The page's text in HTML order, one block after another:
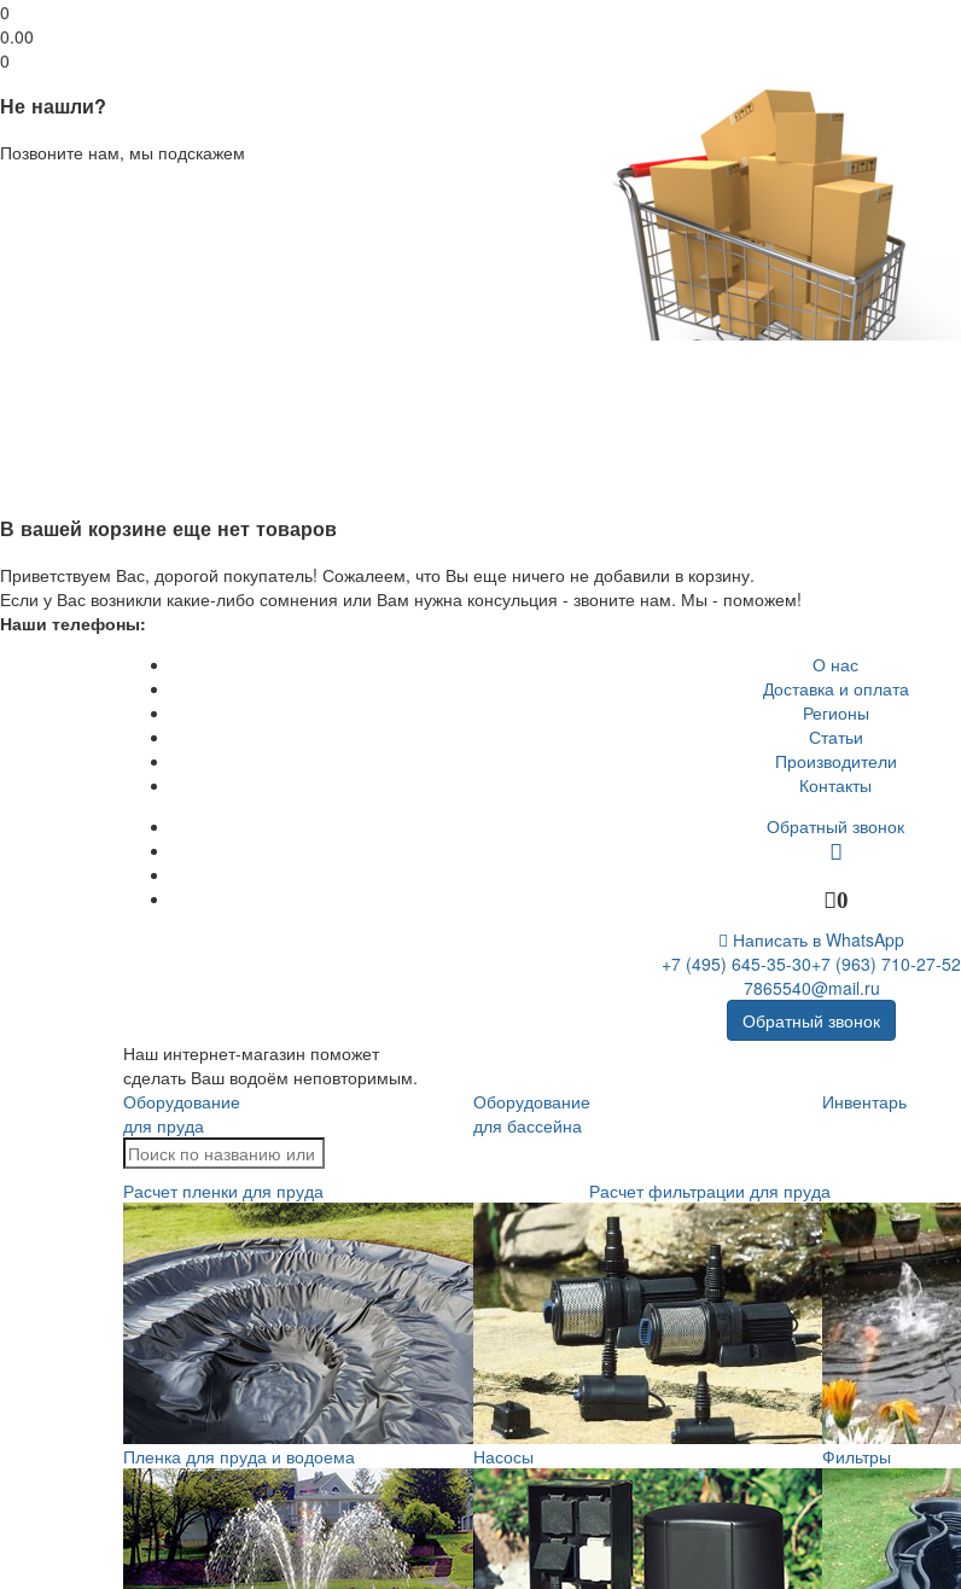
0
0.00
0
Не нашли?
Позвоните нам, мы подскажем
В вашей корзине еще нет товаров
Приветствуем Вас, дорогой покупатель! Сожалеем, что Вы еще ничего не добавили в корзину.
Если у Вас возникли какие-либо сомнения или Вам нужна консульция - звоните нам. Мы - поможем!
Наши телефоны:
О нас
Доставка и оплата
Регионы
Статьи
Производители
Контакты
Обратный звонок
0
Написать в WhatsApp
+7 (495) 645-35-30+7 (963) 710-27-52
7865540@mail.ru
Обратный звонок
Наш интернет-магазин поможет
сделать Ваш водоём неповторимым.
Оборудование
для пруда
Оборудование
для бассейна
Инвентарь
Расчет пленки для пруда
Расчет фильтрации для пруда
Пленка для пруда и водоема Насосы Фильтры